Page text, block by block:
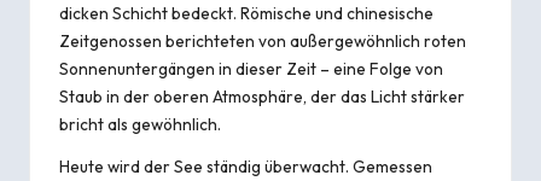
dicken Schicht bedeckt. Römische und chinesische
Zeitgenossen berichteten von außergewöhnlich roten
Sonnenuntergängen in dieser Zeit – eine Folge von
Staub in der oberen Atmosphäre, der das Licht stärker
bricht als gewöhnlich.
Heute wird der See ständig überwacht. Gemessen